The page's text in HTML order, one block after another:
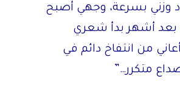
وزني بسرعة، وجهي أصبح
بعد أشهر بدأ شعري
من انتفاخ دائم في
متكرر…”